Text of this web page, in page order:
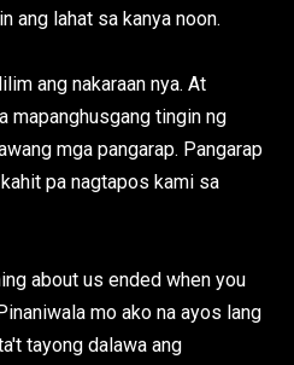
ang lahat sa kanya noon.
ang nakaraan nya. At
mapanghusgang tingin ng
mga pangarap. Pangarap
pa nagtapos kami sa
about us ended when you
mo ako na ayos lang
tayong dalawa ang